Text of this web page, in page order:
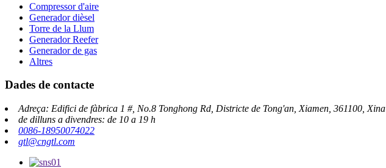
Compressor d'aire
Generador dièsel
Torre de la Llum
Generador Reefer
Generador de gas
Altres
Dades de contacte
Adreça: Edifici de fàbrica 1 #, No.8 Tonghong Rd, Districte de Tong'an, Xiamen, 361100, Xina
de dilluns a divendres: de 10 a 19 h
0086-18950074022
gtl@cngtl.com